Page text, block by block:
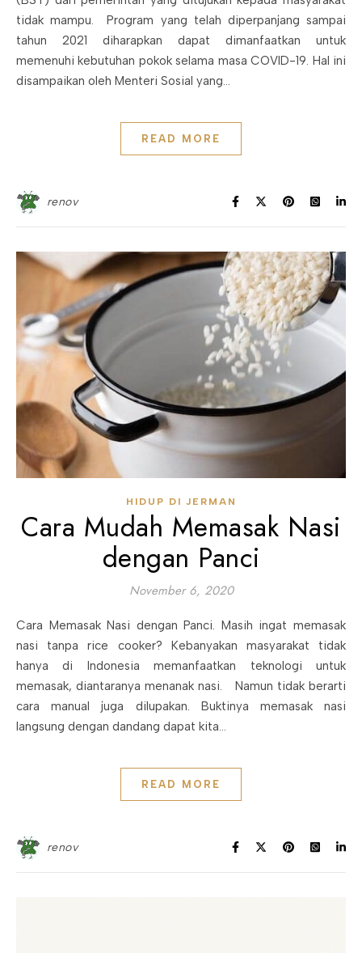
tidak mampu. Program yang telah diperpanjang sampai
tahun 2021 diharapkan dapat dimanfaatkan untuk
memenuhi kebutuhan pokok selama masa COVID-19. Hal ini
disampaikan oleh Menteri Sosial yang…
READ MORE
renov
HIDUP DI JERMAN
Cara Mudah Memasak Nasi
dengan Panci
November 6, 2020
Cara Memasak Nasi dengan Panci. Masih ingat memasak
nasi tanpa rice cooker? Kebanyakan masyarakat tidak
hanya di Indonesia memanfaatkan teknologi untuk
memasak, diantaranya menanak nasi. Namun tidak berarti
cara manual juga dilupakan. Buktinya memasak nasi
langsung dengan dandang dapat kita…
READ MORE
renov